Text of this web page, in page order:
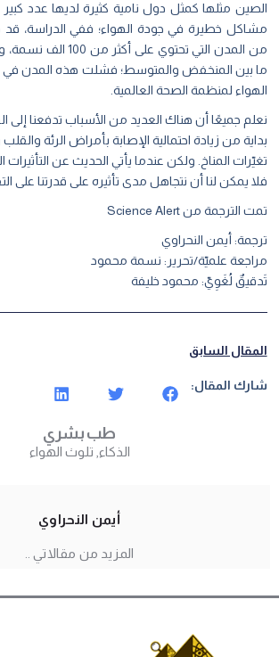
الصين مثلها كمثل دول نامية كثيرة لديها عدد
من المدن التي تحتوي على
ما بين المنخفض والمتوسط؛ فشلت هذه المدن في
الهواء لمنظمة الصحة العالمية.
نعلم جميعًا أن هناك العديد من الأسباب تدفعنا إلى
بداية من زيادة احتمالية الإصابة بأمراض الرئة
تغيّرات المناخ. ولكن عندما يأتي الحديث عن التأثيرات
فلا يمكن لنا أن نتجاهل مدى تأثيره على قدرتنا على
تمت الترجمة منScience Alert
ترجمة: أيمن النحراوي
مراجعة علميّة/تحرير: نسمة محمود
تَدقيقٌ لُغَوِيّ: محمود خليفة
المقال السابق
شارك المقال:
طب بشري
الذكاء تلوث الهواء
أيمن النحراوي
المزيد من مقالاتي ..